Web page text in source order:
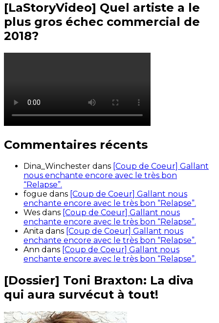
[LaStoryVideo] Quel artiste a le
plus gros échec commercial de
2018?
Commentaires récents
Dina_Winchester dans [Coup de Coeur] Gallant
nous enchante encore avec le très bon
“Relapse”.
fogue dans [Coup de Coeur] Gallant nous
enchante encore avec le très bon “Relapse”.
Wes dans [Coup de Coeur] Gallant nous
enchante encore avec le très bon “Relapse”.
Anita dans [Coup de Coeur] Gallant nous
enchante encore avec le très bon “Relapse”.
Ann dans [Coup de Coeur] Gallant nous
enchante encore avec le très bon “Relapse”.
[Dossier] Toni Braxton: La diva
qui aura survécut à tout!